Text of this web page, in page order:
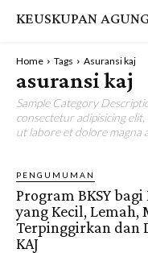
KEUSKUPAN
Home Tags Asuransi kaj
asuransi kaj
Sample Category
consectetur adipisicing
ut labore et dolore magna
PENGUMUMAN
Program BKSY bagi
yang Kecil, Lemah,
Terpinggirkan dan
KAJ